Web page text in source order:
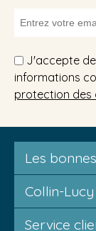
J'accepte
informations
protection des
Les
Collin-
Service